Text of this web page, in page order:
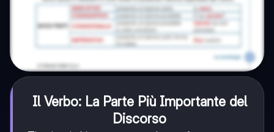
Il Verbo: La Parte Più Importante del
Discorso